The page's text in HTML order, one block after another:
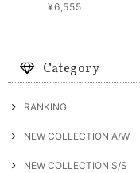
¥6,555
Category
RANKING
NEW COLLECTION A/W
NEW COLLECTION S/S